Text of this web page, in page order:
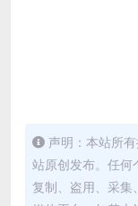
声明：本站所
站原创发布。任何
复制、盗用、采集